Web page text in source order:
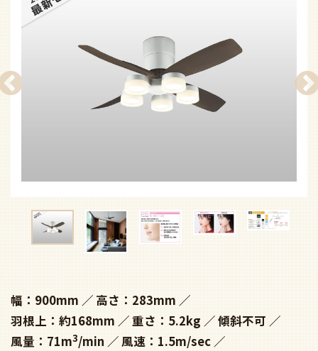
幅：900mm
高さ：283mm
羽根上：約168mm
重さ：5.2kg
傾斜不可
風量：71m3/min
風速：1.5m/sec